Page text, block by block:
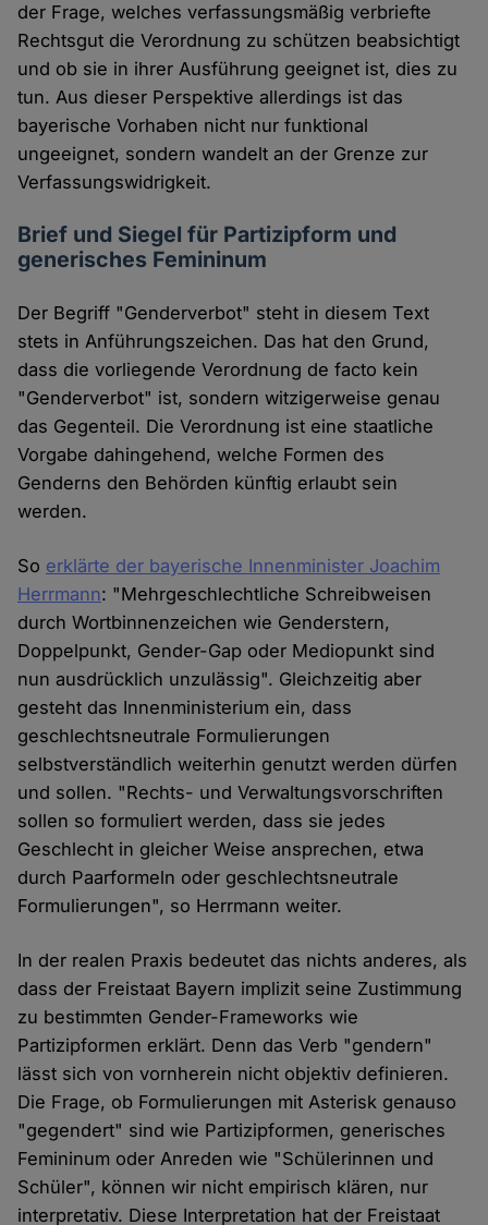
der Frage, welches verfassungsmäßig verbriefte
Rechtsgut die Verordnung zu schützen beabsichtigt
und ob sie in ihrer Ausführung geeignet ist, dies zu
tun. Aus dieser Perspektive allerdings ist das
bayerische Vorhaben nicht nur funktional
ungeeignet, sondern wandelt an der Grenze zur
Verfassungswidrigkeit.
Brief und Siegel für Partizipform und
generisches Femininum
Der Begriff "Genderverbot" steht in diesem Text
stets in Anführungszeichen. Das hat den Grund,
dass die vorliegende Verordnung de facto kein
"Genderverbot" ist, sondern witzigerweise genau
das Gegenteil. Die Verordnung ist eine staatliche
Vorgabe dahingehend, welche Formen des
Genderns den Behörden künftig erlaubt sein
werden.
So erklärte der bayerische Innenminister Joachim
Herrmann: "Mehrgeschlechtliche Schreibweisen
durch Wortbinnenzeichen wie Genderstern,
Doppelpunkt, Gender-Gap oder Mediopunkt sind
nun ausdrücklich unzulässig". Gleichzeitig aber
gesteht das Innenministerium ein, dass
geschlechtsneutrale Formulierungen
selbstverständlich weiterhin genutzt werden dürfen
und sollen. "Rechts- und Verwaltungsvorschriften
sollen so formuliert werden, dass sie jedes
Geschlecht in gleicher Weise ansprechen, etwa
durch Paarformeln oder geschlechtsneutrale
Formulierungen", so Herrmann weiter.
In der realen Praxis bedeutet das nichts anderes, als
dass der Freistaat Bayern implizit seine Zustimmung
zu bestimmten Gender-Frameworks wie
Partizipformen erklärt. Denn das Verb "gendern"
lässt sich von vornherein nicht objektiv definieren.
Die Frage, ob Formulierungen mit Asterisk genauso
"gegendert" sind wie Partizipformen, generisches
Femininum oder Anreden wie "Schülerinnen und
Schüler", können wir nicht empirisch klären, nur
interpretativ. Diese Interpretation hat der Freistaat